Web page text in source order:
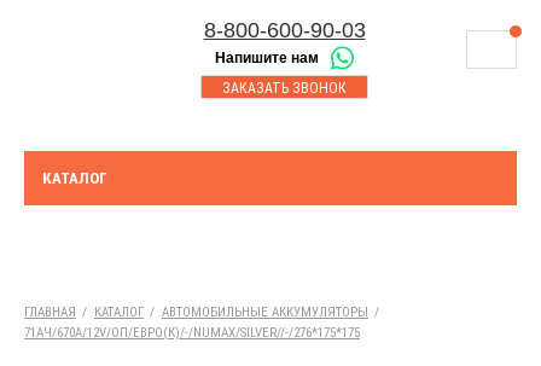
8-800-600-90-03
Напишите нам
ЗАКАЗАТЬ ЗВОНОК
Корзина
ОПЛАТА
ЮРИДИЧЕСКИМ ЛИЦАМ
8-843-230-17-45
Казань
Набережные Челны
КАТАЛОГ
ГЛАВНАЯ / КАТАЛОГ / АВТОМОБИЛЬНЫЕ АККУМУЛЯТОРЫ /
71АЧ/670А/12V/ОП/ЕВРО(К)/-/NUMAX/SILVER//-/276*175*175